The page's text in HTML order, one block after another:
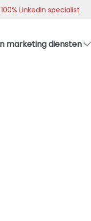
100% LinkedIn specialist
marketing diensten